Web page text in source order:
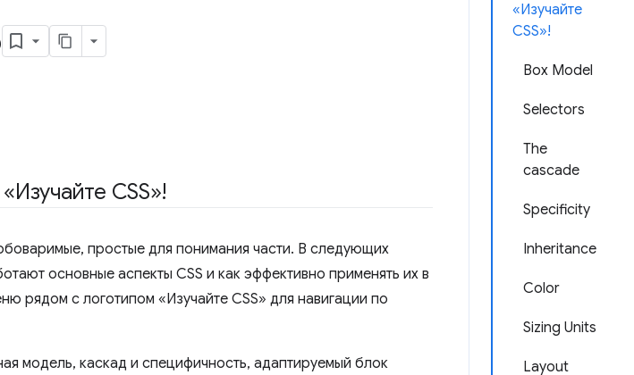
«Изучайте
CSS»!
Box Model
Selectors
The
cascade
Specificity
Inheritance
Color
Sizing Units
Layout
CSS»!
простые для понимания части. В следующих
основные аспекты CSS и как эффективно применять их в
рядом с логотипом «Изучайте CSS» для навигации по
модель, каскад и специфичность, адаптируемый блок